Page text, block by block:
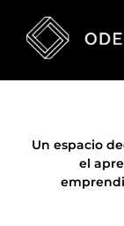
Un espacio
el